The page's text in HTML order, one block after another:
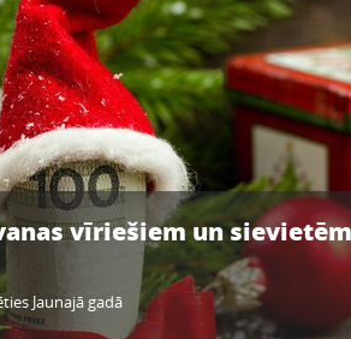
vīriešiem un sievietēm
Jaunajā gadā